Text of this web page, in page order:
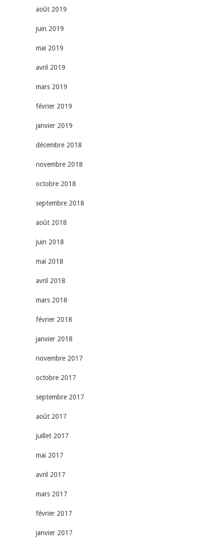
août 2019
juin 2019
mai 2019
avril 2019
mars 2019
février 2019
janvier 2019
décembre 2018
novembre 2018
octobre 2018
septembre 2018
août 2018
juin 2018
mai 2018
avril 2018
mars 2018
février 2018
janvier 2018
novembre 2017
octobre 2017
septembre 2017
août 2017
juillet 2017
mai 2017
avril 2017
mars 2017
février 2017
janvier 2017